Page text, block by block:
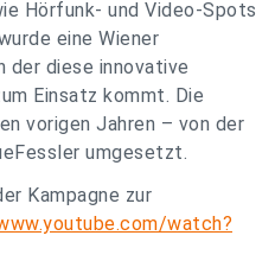
Hörfunk- und Video-Spots
eine Wiener
der diese innovative
Einsatz kommt. Die
vorigen Jahren – von der
umgesetzt.
Kampagne zur
watch?